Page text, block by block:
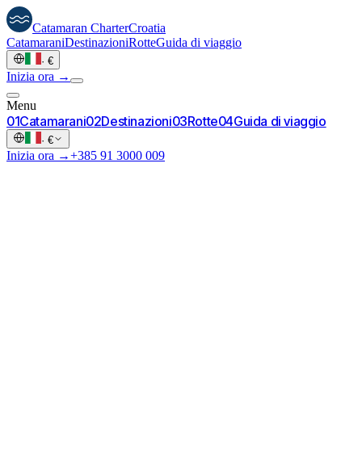
Catamaran CharterCroatia
CatamaraniDestinazioniRotteGuida di viaggio
· €
Inizia ora →
Menu
01Catamarani02Destinazioni03Rotte04Guida di viaggio
· €
Inizia ora →+385 91 3000 009